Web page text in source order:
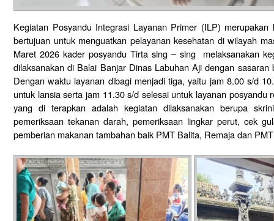
Kegiatan Posyandu Integrasi Layanan Primer (ILP)
bertujuan untuk menguatkan pelayanan kesehatan di wilayah
Maret 2026 kader posyandu Tirta sing – sing melaksanakan
dilaksanakan di Balai Banjar Dinas Labuhan Aji dengan
Dengan waktu layanan dibagi menjadi tiga, yaitu jam 8.00 s/d
untuk lansia serta jam 11.30 s/d selesai untuk layanan posyandu
yang di terapkan adalah kegiatan dilaksanakan berupa
pemeriksaan tekanan darah, pemeriksaan lingkar perut, cek
pemberian makanan tambahan baik PMT Balita, Remaja dan